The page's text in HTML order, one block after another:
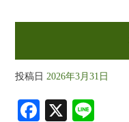
投稿日 2026年3月31日
Fa X